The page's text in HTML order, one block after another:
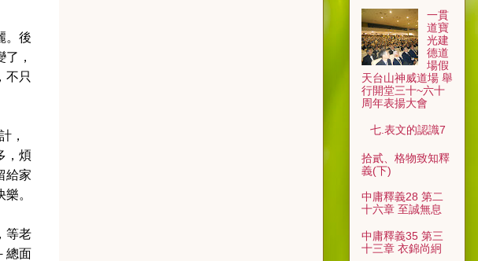
。後
，
不只
，
，煩
給家
。
等老
總面
一貫
道寶
光建
德道
場假
天台山神威道場 舉
行開堂三十~六十
周年表揚大會
七.表文的認識7
拾貳、格物致知釋
義(下)
中庸釋義28 第二
十六章 至誠無息
中庸釋義35 第三
十三章 衣錦尚絅